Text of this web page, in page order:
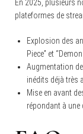
En 2025, plusieurs
plateformes de
Explosion des
Piece” et “Demon
Augmentation
inédits déjà très
Mise en avant
répondant à une